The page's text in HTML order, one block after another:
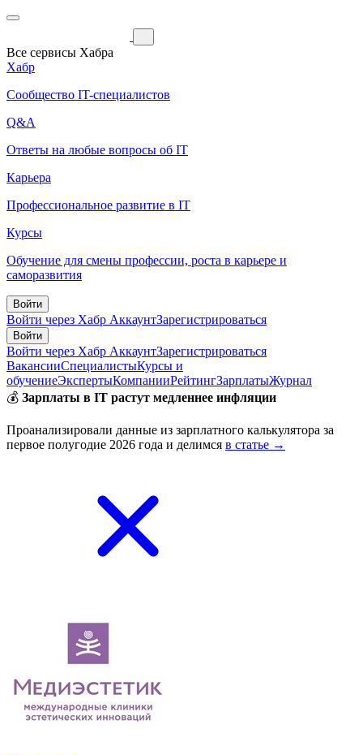
Все сервисы Хабра
Хабр
Сообщество IT-специалистов
Q&A
Ответы на любые вопросы об IT
Карьера
Профессиональное развитие в IT
Курсы
Обучение для смены профессии, роста в карьере и
саморазвития
Войти
Войти через Хабр АккаунтЗарегистрироваться
Войти
Войти через Хабр АккаунтЗарегистрироваться
ВакансииСпециалистыКурсы и
обучениеЭкспертыКомпанииРейтингЗарплатыЖурнал
💰 Зарплаты в IT растут медленнее инфляции
Проанализировали данные из зарплатного калькулятора за
первое полугодие 2026 года и делимся в статье →